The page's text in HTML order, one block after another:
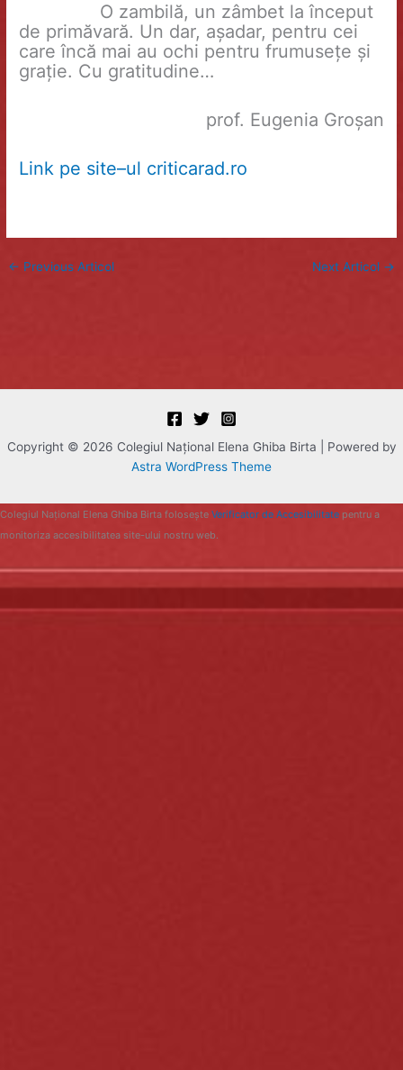
O zambilă, un zâmbet la început
de primăvară. Un dar, așadar, pentru cei
care încă mai au ochi pentru frumusețe și
grație. Cu gratitudine…
prof. Eugenia Groșan
Link pe site–ul criticarad.ro
← Previous Articol Next Articol →
Copyright © 2026 Colegiul Naţional Elena Ghiba Birta | Powered by
Astra WordPress Theme
Colegiul Naţional Elena Ghiba Birta folosește Verificator de Accesibilitate pentru a
monitoriza accesibilitatea site-ului nostru web.